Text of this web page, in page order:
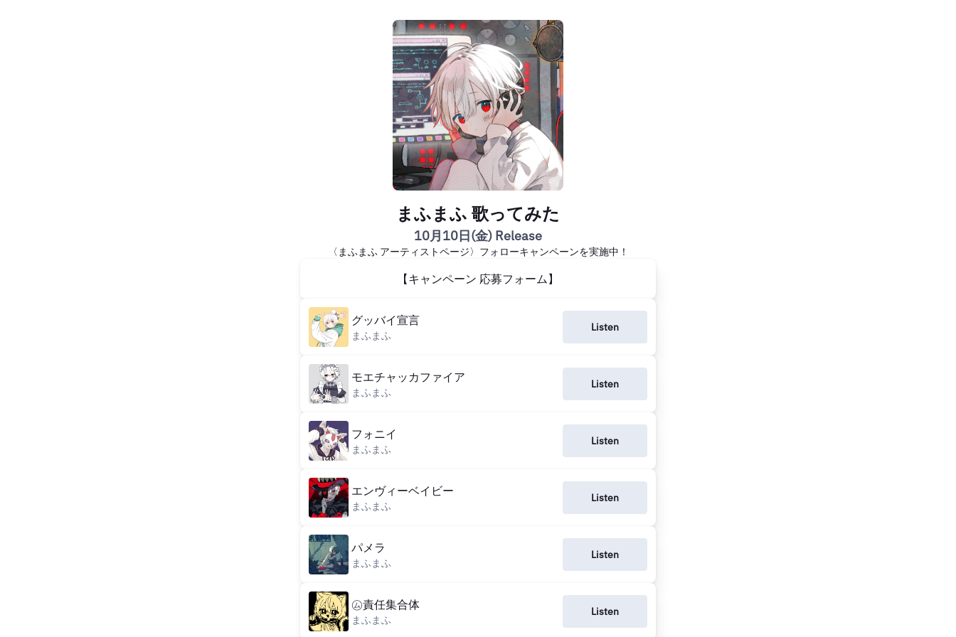
まふまふ 歌ってみた
10月10日(金) Release
〈まふまふ アーティストページ〉フォローキャンペーンを実施中！
【キャンペーン 応募フォーム】
グッバイ宣言
まふまふ
Listen
モエチャッカファイア
まふまふ
Listen
フォニイ
まふまふ
Listen
エンヴィーベイビー
まふまふ
Listen
パメラ
まふまふ
Listen
㋰責任集合体
まふまふ
Listen